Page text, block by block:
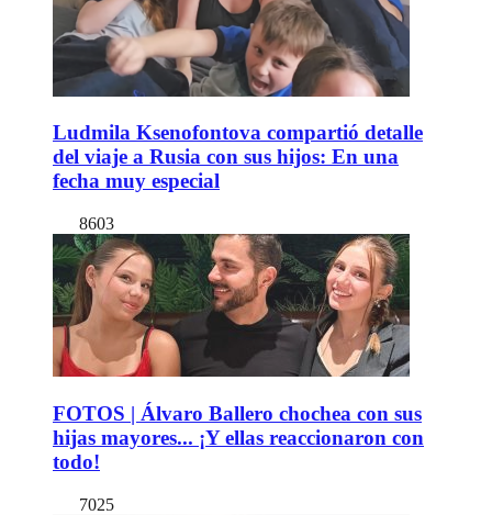
Ludmila Ksenofontova compartió detalle
del viaje a Rusia con sus hijos: En una
fecha muy especial
8603
FOTOS | Álvaro Ballero chochea con sus
hijas mayores... ¡Y ellas reaccionaron con
todo!
7025